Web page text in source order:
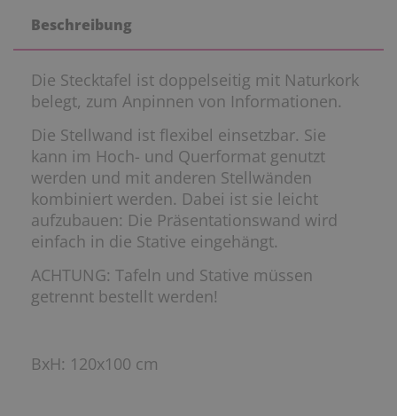
Beschreibung
Die Stecktafel ist doppelseitig mit Naturkork
belegt, zum Anpinnen von Informationen.
Die Stellwand ist flexibel einsetzbar. Sie
kann im Hoch- und Querformat genutzt
werden und mit anderen Stellwänden
kombiniert werden. Dabei ist sie leicht
aufzubauen: Die Präsentationswand wird
einfach in die Stative eingehängt.
ACHTUNG: Tafeln und Stative müssen
getrennt bestellt werden!
BxH: 120x100 cm